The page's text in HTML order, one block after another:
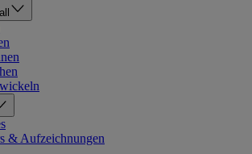
& Aufzeichnungen